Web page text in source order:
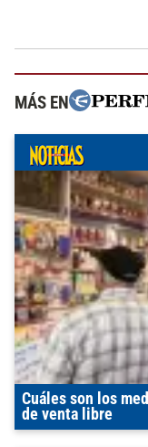
MÁS EN
Cuáles son los
de venta libre